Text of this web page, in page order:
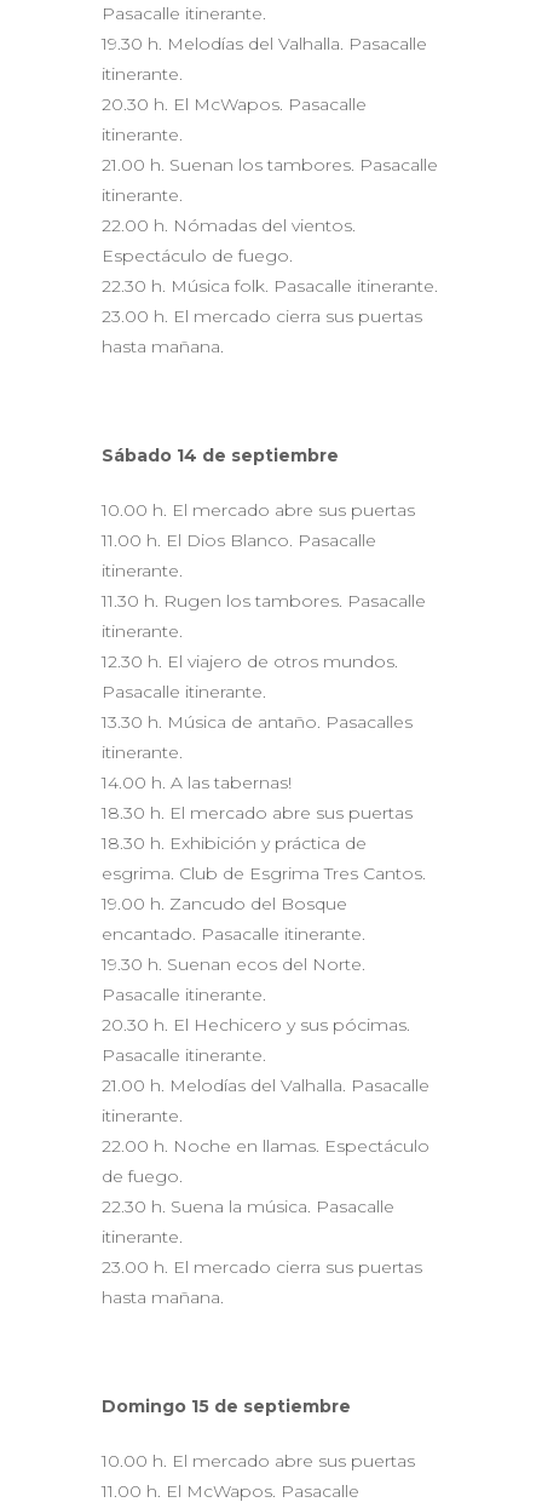
Pasacalle itinerante.
19.30 h. Melodías del Valhalla. Pasacalle
itinerante.
20.30 h. El McWapos. Pasacalle
itinerante.
21.00 h. Suenan los tambores. Pasacalle
itinerante.
22.00 h. Nómadas del vientos.
Espectáculo de fuego.
22.30 h. Música folk. Pasacalle itinerante.
23.00 h. El mercado cierra sus puertas
hasta mañana.
Sábado 14 de septiembre
10.00 h. El mercado abre sus puertas
11.00 h. El Dios Blanco. Pasacalle
itinerante.
11.30 h. Rugen los tambores. Pasacalle
itinerante.
12.30 h. El viajero de otros mundos.
Pasacalle itinerante.
13.30 h. Música de antaño. Pasacalles
itinerante.
14.00 h. A las tabernas!
18.30 h. El mercado abre sus puertas
18.30 h. Exhibición y práctica de
esgrima. Club de Esgrima Tres Cantos.
19.00 h. Zancudo del Bosque
encantado. Pasacalle itinerante.
19.30 h. Suenan ecos del Norte.
Pasacalle itinerante.
20.30 h. El Hechicero y sus pócimas.
Pasacalle itinerante.
21.00 h. Melodías del Valhalla. Pasacalle
itinerante.
22.00 h. Noche en llamas. Espectáculo
de fuego.
22.30 h. Suena la música. Pasacalle
itinerante.
23.00 h. El mercado cierra sus puertas
hasta mañana.
Domingo 15 de septiembre
10.00 h. El mercado abre sus puertas
11.00 h. El McWapos. Pasacalle